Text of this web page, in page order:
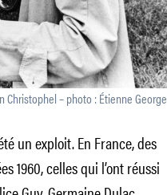
– photo : Étienne George
un exploit. En France, des
1960, celles qui l’ont réussi